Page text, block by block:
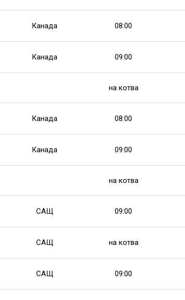
Канада 08:00
Канада 09:00
на котва
Канада 08:00
Канада 09:00
на котва
САЩ 09:00
САЩ на котва
САЩ 09:00